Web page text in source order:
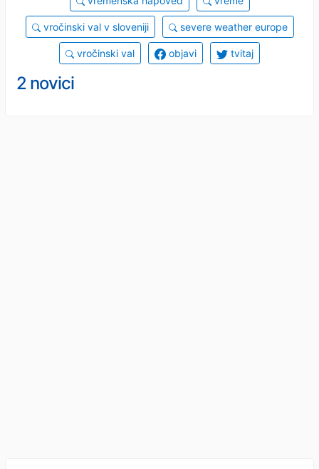
vročinski val v sloveniji severe weather europe
vročinski val objavi tvitaj
2 novici